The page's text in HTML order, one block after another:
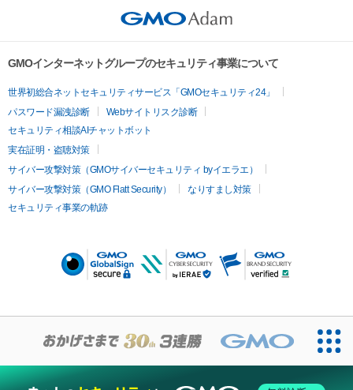
GMOインターネットグループのセキュリティ事業について
世界初総合ネットセキュリティサービス「GMOセキュリティ24」
パスワード漏洩診断
Webサイトリスク診断
セキュリティ相談AIチャットボット
実在証明・盗聴対策
サイバー攻撃対策（GMOサイバーセキュリティ byイエラエ）
サイバー攻撃対策（GMO Flatt Security）
なりすまし対策
セキュリティ事業の軌跡